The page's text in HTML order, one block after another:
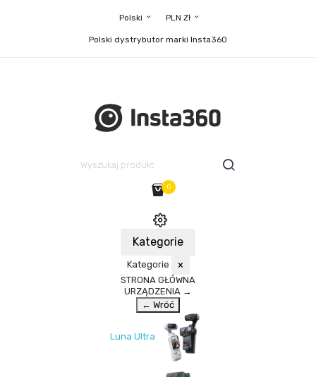
Polski PLN Zł
Polski dystrybutor marki Insta360
0
Kategorie
Kategorie ×
STRONA GŁÓWNA
URZĄDZENIA →
← Wróć
Luna Ultra